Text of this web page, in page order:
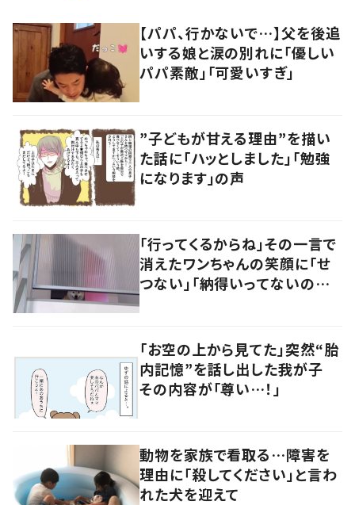
【パパ、行かないで…】父を後追
いする娘と涙の別れに「優しい
パパ素敵」「可愛いすぎ」
”子どもが甘える理由”を描い
た話に「ハッとしました」「勉強
になります」の声
「行ってくるからね」その一言で
消えたワンちゃんの笑顔に「せ
つない」「納得いってないのね」
「お空の上から見てた」突然“胎
内記憶”を話し出した我が子
その内容が「尊い…！」
動物を家族で看取る…障害を
理由に「殺してください」と言わ
れた犬を迎えて